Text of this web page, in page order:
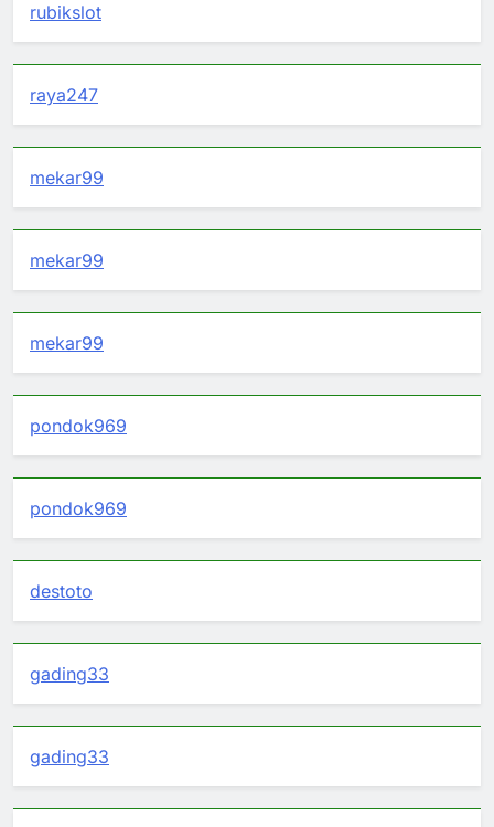
rubikslot
raya247
mekar99
mekar99
mekar99
pondok969
pondok969
destoto
gading33
gading33